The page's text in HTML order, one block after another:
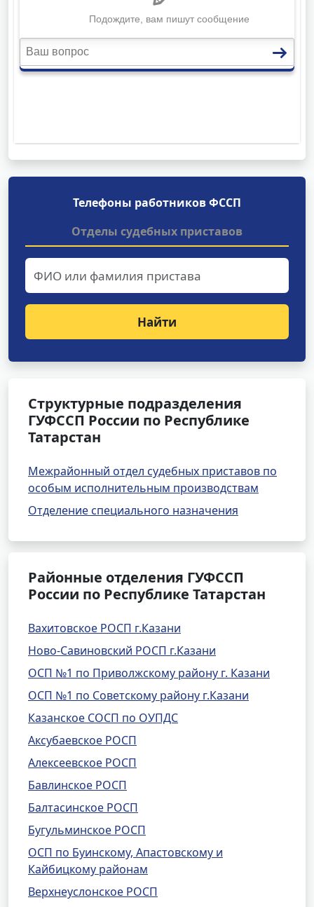
Телефоны работников ФССП
Отделы судебных приставов
Найти
Структурные подразделения
ГУФССП России по Республике
Татарстан
Межрайонный отдел судебных приставов по
особым исполнительным производствам
Отделение специального назначения
Районные отделения ГУФССП
России по Республике Татарстан
Вахитовское РОСП г.Казани
Ново-Савиновский РОСП г.Казани
ОСП №1 по Приволжскому району г. Казани
ОСП №1 по Советскому району г.Казани
Казанское СОСП по ОУПДС
Аксубаевское РОСП
Алексеевское РОСП
Бавлинское РОСП
Балтасинское РОСП
Бугульминское РОСП
ОСП по Буинскому, Апастовскому и
Кайбицкому районам
Верхнеуслонское РОСП